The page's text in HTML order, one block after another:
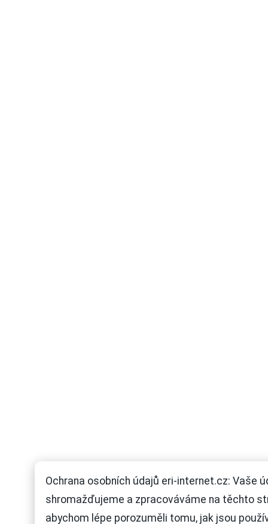
Ochrana osobních údajů eri-internet.cz: Vaše
shromažďujeme a zpracováváme na těchto
abychom lépe porozuměli tomu, jak jsou